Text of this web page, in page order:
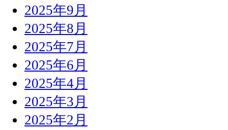
2025年9月
2025年8月
2025年7月
2025年6月
2025年4月
2025年3月
2025年2月